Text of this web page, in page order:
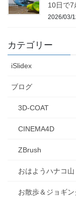
10日で7
2026/03/
カテゴリー
iSlidex
ブログ
3D-COAT
CINEMA4D
ZBrush
おはようハナコ山
お散歩＆ジョギ